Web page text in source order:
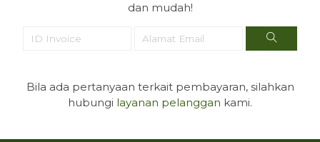
dan mudah!
Bila ada pertanyaan terkait pembayaran, silahkan
hubungi layanan pelanggan kami.